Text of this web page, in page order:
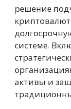
решение
системе.
активы и